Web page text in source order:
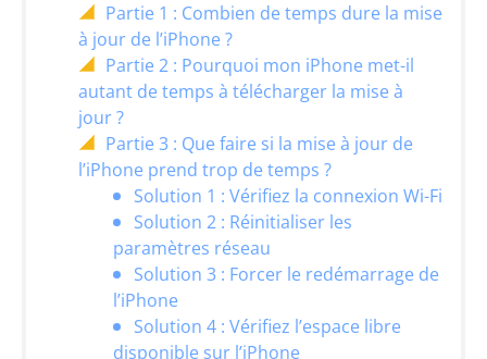
Partie 1 : Combien de temps dure la mise
à jour de l’iPhone ?
Partie 2 : Pourquoi mon iPhone met-il
autant de temps à télécharger la mise à
jour ?
Partie 3 : Que faire si la mise à jour de
l’iPhone prend trop de temps ?
Solution 1 : Vérifiez la connexion Wi-Fi
Solution 2 : Réinitialiser les
paramètres réseau
Solution 3 : Forcer le redémarrage de
l’iPhone
Solution 4 : Vérifiez l’espace libre
disponible sur l’iPhone